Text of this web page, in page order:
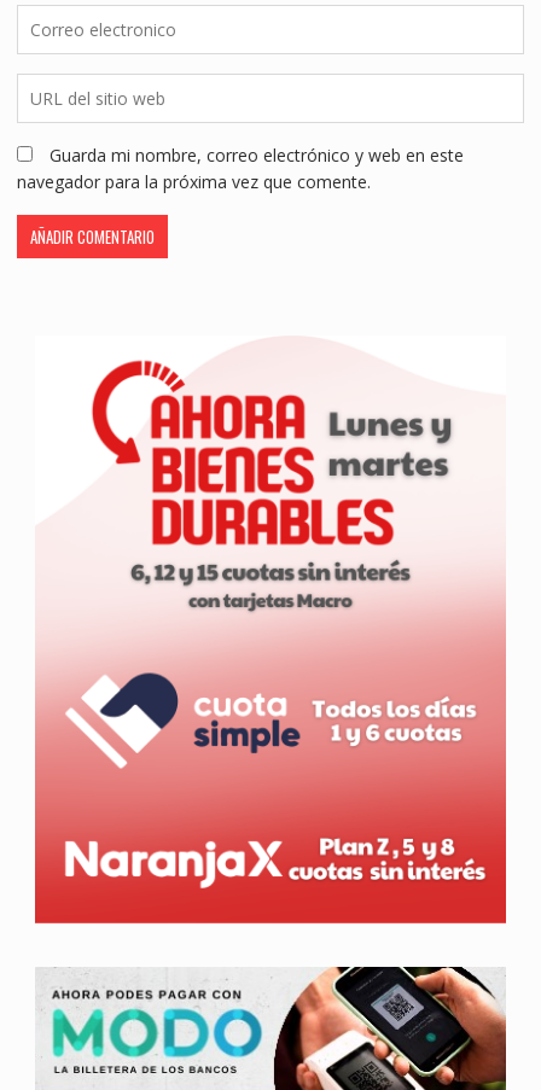
Guarda mi nombre, correo electrónico y web en este
navegador para la próxima vez que comente.